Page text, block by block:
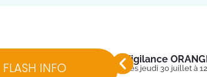
FLASH INFO
Vigilance
Dès jeudi 30 juillet à